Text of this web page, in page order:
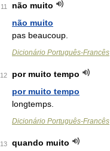
11
não muito
não muito
pas beaucoup.
Dicionário Português-Francês
12
por muito tempo
por muito tempo
longtemps.
Dicionário Português-Francês
13
quando muito